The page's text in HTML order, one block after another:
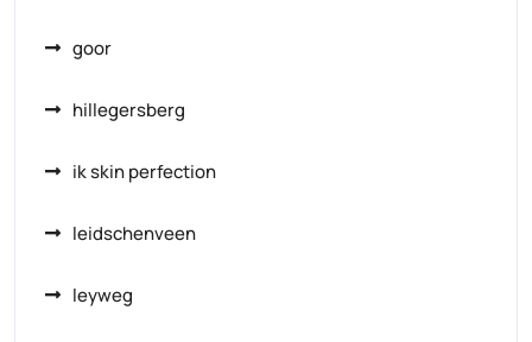
goor
hillegersberg
ik skin perfection
leidschenveen
leyweg